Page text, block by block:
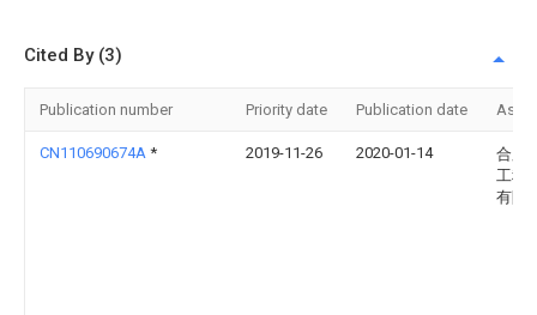
Cited By (3)
Publication number Priority date Publication date
CN110690674A * 2019-11-26 2020-01-14
合肥
工程
有限